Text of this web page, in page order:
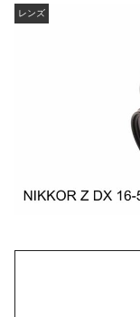
レンズ